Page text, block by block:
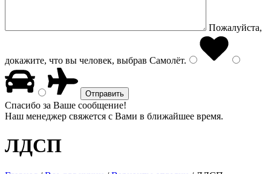
Пожалуйста,
докажите, что вы человек, выбрав Самолёт.
Спасибо за Ваше сообщение!
Наш менеджер свяжется с Вами в ближайшее время.
ЛДСП